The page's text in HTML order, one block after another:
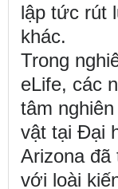
lập tức rút
khác.
Trong
eLife, các
tâm
vật tại Đại
Arizona đã
với loài